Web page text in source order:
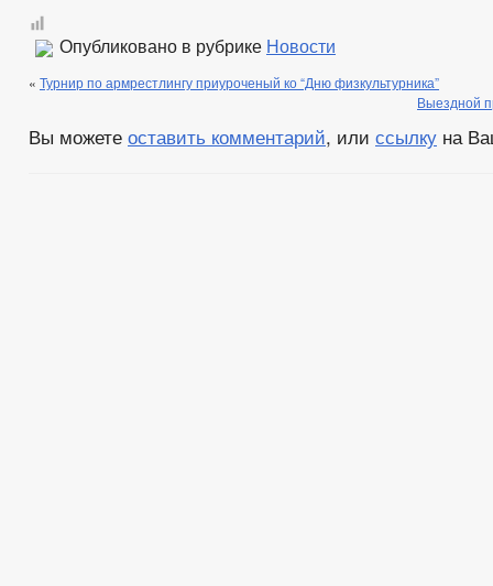
Опубликовано в рубрике Новости
« Турнир по армрестлингу приуроченый ко “Дню физкультурника”
Выездной
Вы можете оставить комментарий, или ссылку на